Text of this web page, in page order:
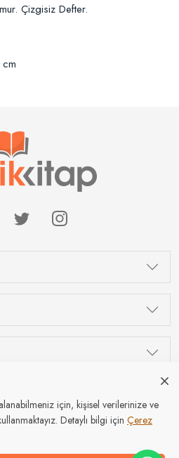
Çizgisiz Defter.
© Butik Kitap 2026
için, kişisel verilerinize ve
Detaylı bilgi için Çerez